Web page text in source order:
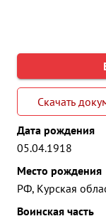
Скачать
Дата рождения
05.04.1918
Место рождения
РФ, Курская
Воинская часть